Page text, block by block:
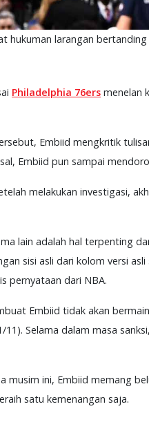
hukuman larangan
Philadelphia 76ers menelan
Embiid mengkritik
Embiid pun sampai
melakukan investigasi,
lain adalah hal terpenting
sisi asli dari kolom versi
pernyataan dari NBA.
Embiid tidak akan
Selama dalam masa
musim ini, Embiid memang
satu kemenangan saja.